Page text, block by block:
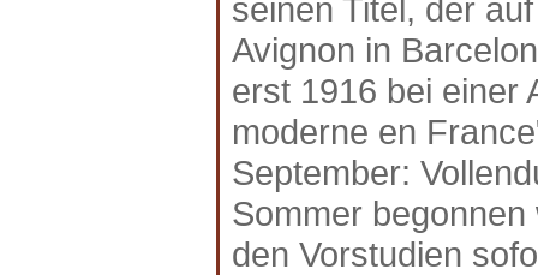
seinen Titel, der
Avignon in
erst 1916 bei einer
moderne en
September:
Sommer
den Vorstudien